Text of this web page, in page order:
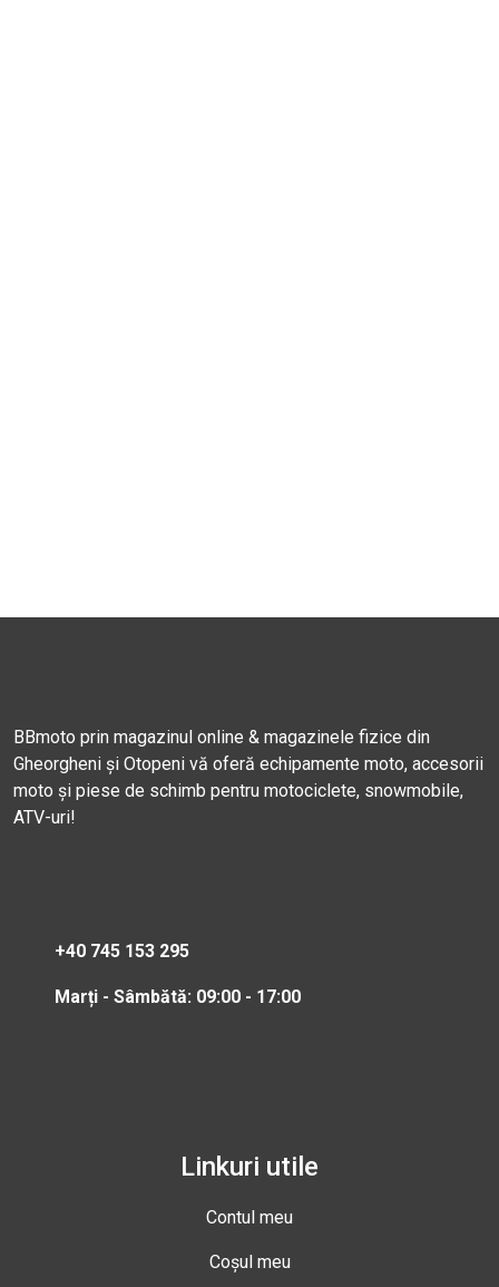
BBmoto prin magazinul online & magazinele fizice din
Gheorgheni și Otopeni vă oferă echipamente moto, accesorii
moto și piese de schimb pentru motociclete, snowmobile,
ATV-uri!
+40 745 153 295
Marți - Sâmbătă: 09:00 - 17:00
Linkuri utile
Contul meu
Coșul meu